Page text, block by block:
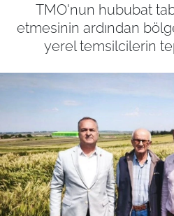
TMO'nun hububat
etmesinin ardından
yerel temsilcilerin
GÜNDEM
SAĞLIK
EĞİTİM
TARIM VE HAYVANCILIK
KÜLTÜR SANAT